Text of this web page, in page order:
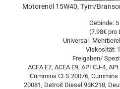
Motorenöl 15W40, Tym/
Gebinde:
(7.98€ pro
Universal-
Viskosität:
Freigaben/
ACEA E7, ACEA E9, API CJ-4,
Cummins CES 20076, Cummins
20081, Detroit Diesel 93K218,